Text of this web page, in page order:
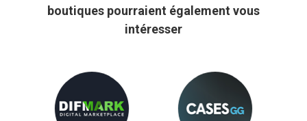
boutiques pourraient également vous
intéresser